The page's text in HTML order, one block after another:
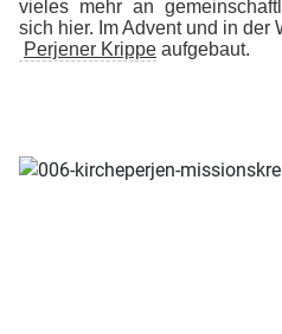
vieles mehr an
sich hier. Im Advent und in der
Perjener Krippe aufgebaut.